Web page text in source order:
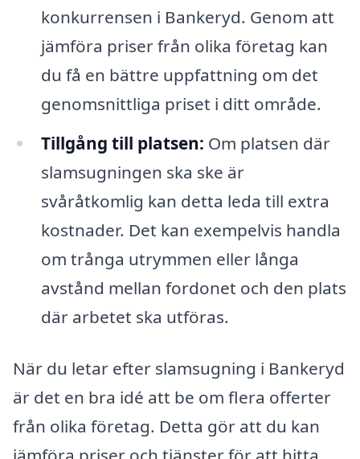
konkurrensen i Bankeryd. Genom att
jämföra priser från olika företag kan
du få en bättre uppfattning om det
genomsnittliga priset i ditt område.
Tillgång till platsen: Om platsen där
slamsugningen ska ske är
svåråtkomlig kan detta leda till extra
kostnader. Det kan exempelvis handla
om trånga utrymmen eller långa
avstånd mellan fordonet och den plats
där arbetet ska utföras.
När du letar efter slamsugning i Bankeryd
är det en bra idé att be om flera offerter
från olika företag. Detta gör att du kan